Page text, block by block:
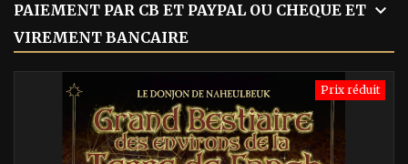
PAIEMENT PAR CB ET PAYPAL OU CHEQUE ET
VIREMENT BANCAIRE
Prix réduit